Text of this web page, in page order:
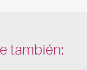
también: